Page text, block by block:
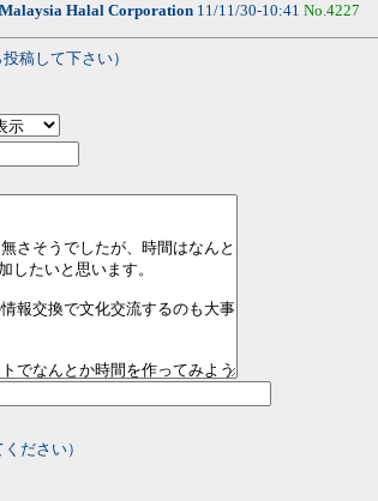
Malaysia Halal Corporation 11/11/30-10:41 No.4227
稿して下さい）
ださい）